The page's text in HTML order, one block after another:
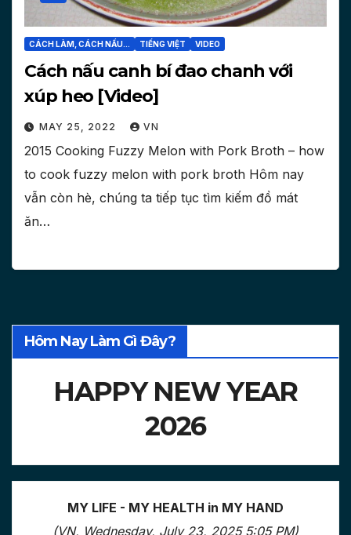
CÁCH LÀM, CÁCH NẤU... TIẾNG VIỆT VIDEO
Cách nấu canh bí đao chanh với
xúp heo [Video]
MAY 25, 2022 VN
2015 Cooking Fuzzy Melon with Pork Broth – how
to cook fuzzy melon with pork broth Hôm nay
vẫn còn hè, chúng ta tiếp tục tìm kiếm đồ mát
ăn…
Hôm Nay Làm Gì Đây?
HAPPY NEW YEAR
2026
MY LIFE - MY HEALTH in MY HAND
(VN, Wednesday, July 23, 2025 5:05 PM)